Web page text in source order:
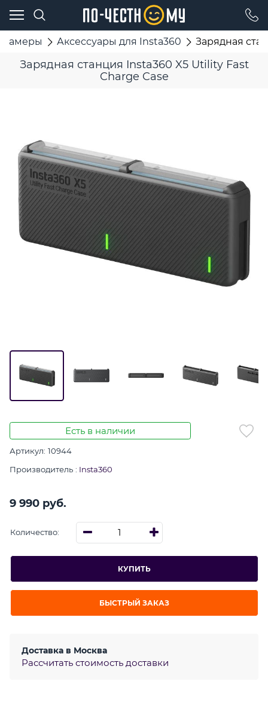
Аксессуары для Insta360 Зарядная
Зарядная станция Insta360 X5 Utility Fast
Charge Case
Есть в наличии
Артикул: 10944
Производитель : Insta360
9 990 руб.
Количество:
КУПИТЬ
БЫСТРЫЙ ЗАКАЗ
Доставка в Москва
Рассчитать стоимость доставки